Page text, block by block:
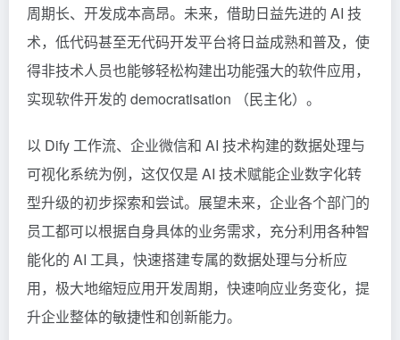
周期长、开发成本高昂。未来，借助日益先进的 AI 技
术，低代码甚至无代码开发平台将日益成熟和普及，使
得非技术人员也能够轻松构建出功能强大的软件应用，
实现软件开发的 democratisation （民主化）。
以 Dify 工作流、企业微信和 AI 技术构建的数据处理与
可视化系统为例，这仅仅是 AI 技术赋能企业数字化转
型升级的初步探索和尝试。展望未来，企业各个部门的
员工都可以根据自身具体的业务需求，充分利用各种智
能化的 AI 工具，快速搭建专属的数据处理与分析应
用，极大地缩短应用开发周期，快速响应业务变化，提
升企业整体的敏捷性和创新能力。